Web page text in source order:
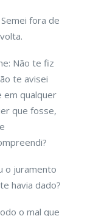
fora de
Não te fiz
te avisei
em qualquer
que fosse,
o juramento
havia dado?
o mal que